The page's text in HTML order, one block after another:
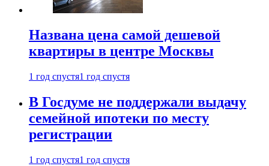
Названа цена самой дешевой
квартиры в центре Москвы
1 год спустя1 год спустя
В Госдуме не поддержали выдачу
семейной ипотеки по месту
регистрации
1 год спустя1 год спустя